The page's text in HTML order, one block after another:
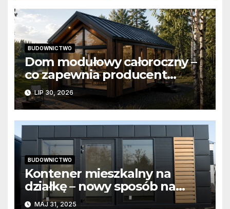
BUDOWNICTWO
Dom modułowy całoroczny –
co zapewnia producent
domów modułowych?
LIP 30, 2026
BUDOWNICTWO
Kontener mieszkalny na
działkę – nowy sposób na
własny kąt w naturze
MAJ 31, 2025